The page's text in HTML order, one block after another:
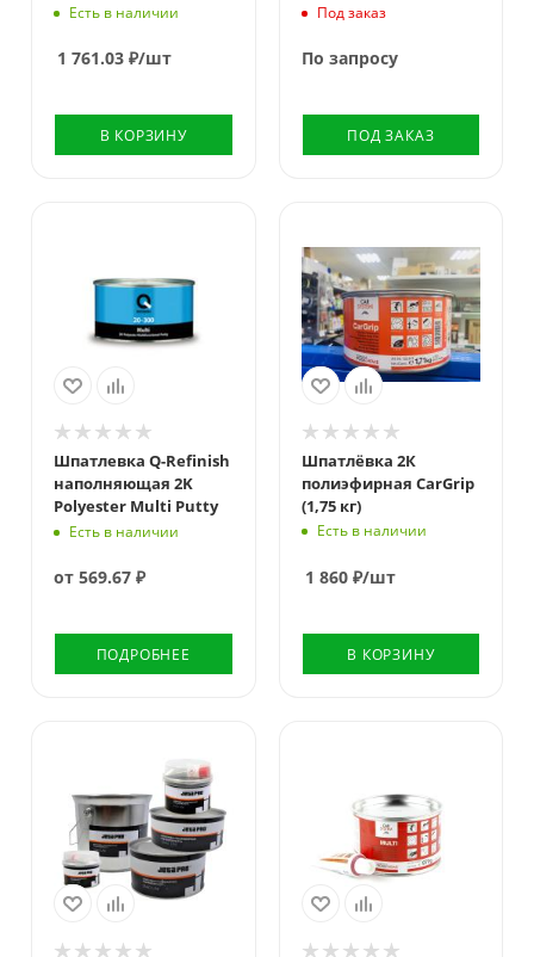
Есть в наличии
1 761.03 ₽/шт
В КОРЗИНУ
Под заказ
По запросу
ПОД ЗАКАЗ
Шпатлевка Q-Refinish
наполняющая 2K
Polyester Multi Putty
Есть в наличии
от 569.67 ₽
ПОДРОБНЕЕ
Шпатлёвка 2К
полиэфирная CarGrip
(1,75 кг)
Есть в наличии
1 860₽/шт
В КОРЗИНУ